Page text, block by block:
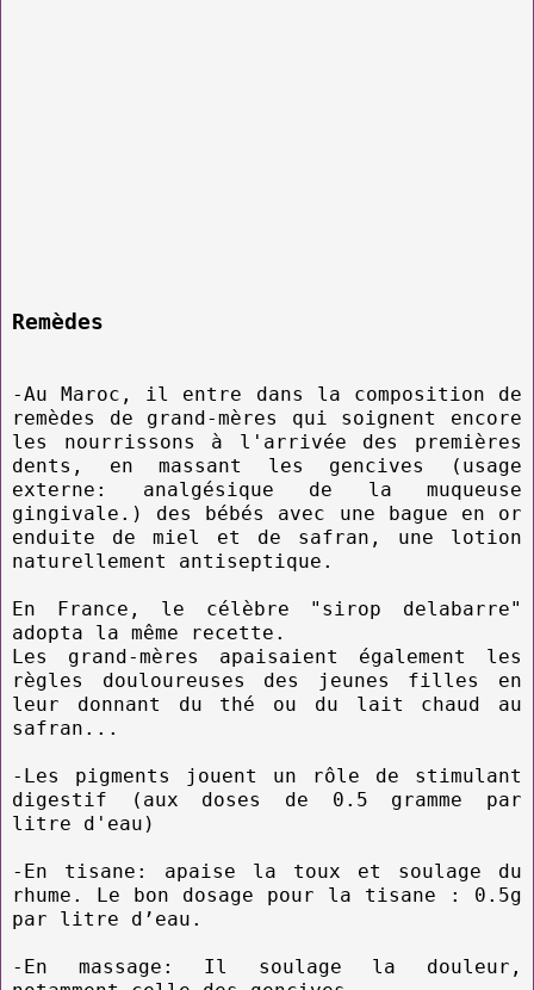
Remèdes
-Au Maroc, il entre dans la composition de
remèdes de grand-mères qui soignent encore
les nourrissons à l'arrivée des premières
dents, en massant les gencives (usage
externe: analgésique de la muqueuse
gingivale.) des bébés avec une bague en or
enduite de miel et de safran, une lotion
naturellement antiseptique.
En France, le célèbre "sirop delabarre"
adopta la même recette.
Les grand-mères apaisaient également les
règles douloureuses des jeunes filles en
leur donnant du thé ou du lait chaud au
safran...
-Les pigments jouent un rôle de stimulant
digestif (aux doses de 0.5 gramme par
litre d'eau)
-En tisane: apaise la toux et soulage du
rhume. Le bon dosage pour la tisane : 0.5g
par litre d’eau.
-En massage: Il soulage la douleur,